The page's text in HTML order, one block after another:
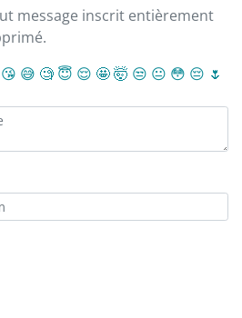
message inscrit entièrement
😘 😅 🧐 😇 😌 🤩🤯 😒 😐 😳 😔 🌷